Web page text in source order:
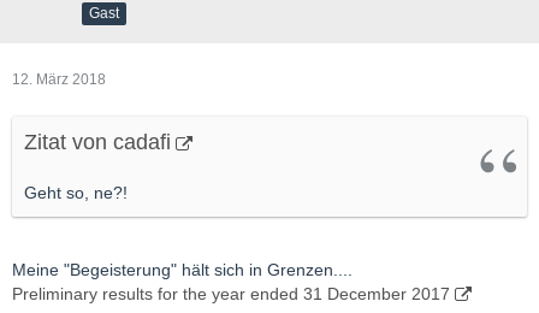
Gast
12. März 2018
Zitat von cadafi
Geht so, ne?!
Meine "Begeisterung" hält sich in Grenzen....
Preliminary results for the year ended 31 December 2017